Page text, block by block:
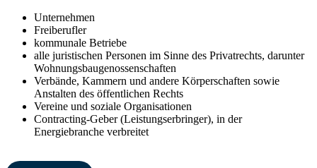
Unternehmen
Freiberufler
kommunale Betriebe
alle juristischen Personen im Sinne des Privatrechts, darunter
Wohnungs­bau­genossen­schaften
Verbände, Kammern und andere Körperschaften sowie
Anstalten des öffentlichen Rechts
Vereine und soziale Organisationen
Contracting-Geber (Leistungserbringer), in der
Energiebranche verbreitet